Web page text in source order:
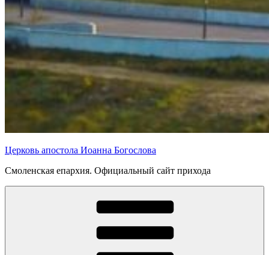
Церковь апостола Иоанна Богослова
Смоленская епархия. Официальный сайт прихода